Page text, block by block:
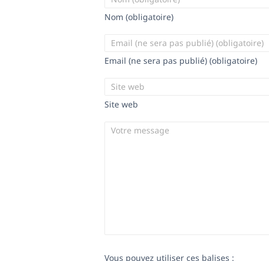
Nom (obligatoire)
Email (ne sera pas publié) (obligatoire)
Site web
Vous pouvez utiliser ces balises :